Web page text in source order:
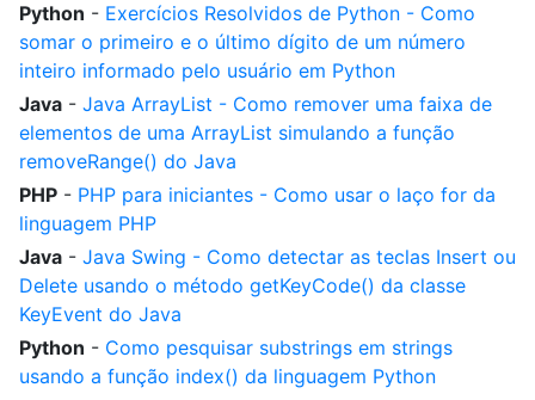
Python - Exercícios Resolvidos de Python - Como
somar o primeiro e o último dígito de um número
inteiro informado pelo usuário em Python
Java - Java ArrayList - Como remover uma faixa de
elementos de uma ArrayList simulando a função
removeRange() do Java
PHP - PHP para iniciantes - Como usar o laço for da
linguagem PHP
Java - Java Swing - Como detectar as teclas Insert ou
Delete usando o método getKeyCode() da classe
KeyEvent do Java
Python - Como pesquisar substrings em strings
usando a função index() da linguagem Python